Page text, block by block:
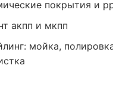
покрытия и
акпп и мкпп
мойка,